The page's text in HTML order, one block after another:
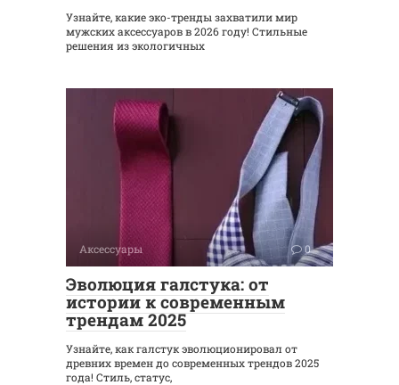
Узнайте, какие эко-тренды захватили мир
мужских аксессуаров в 2026 году! Стильные
решения из экологичных
Аксессуары 0
Эволюция галстука: от
истории к современным
трендам 2025
Узнайте, как галстук эволюционировал от
древних времен до современных трендов 2025
года! Стиль, статус,